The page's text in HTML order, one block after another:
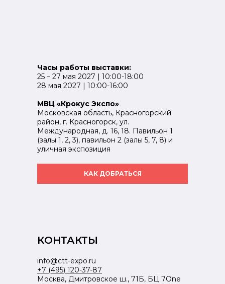
КАК ДОБРАТЬСЯ
Часы работы выставки:
25 – 27 мая 2027 | 10:00-18:00
28 мая 2027 | 10:00-16:00
МВЦ «Крокус Экспо»
Московская область, Красногорский
район, г. Красногорск, ул.
Международная, д. 16, 18. Павильон 1
(залы 1, 2, 3), павильон 2 (залы 5, 7, 8) и
уличная экспозиция
info@ctt-expo.ru
+7 (495) 120-37-87
Москва, Дмитровское ш., 71Б, БЦ 7One
КОНТАКТЫ